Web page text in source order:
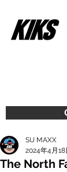
The North
SU MAXX
2024年4月18